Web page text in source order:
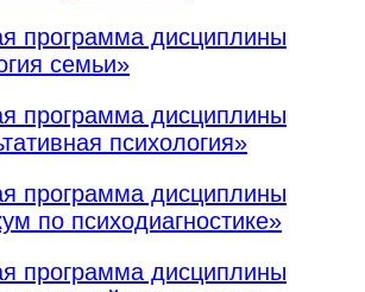
программа дисциплины
семьи»
программа дисциплины
психология»
программа дисциплины
по психодиагностике»
программа дисциплины